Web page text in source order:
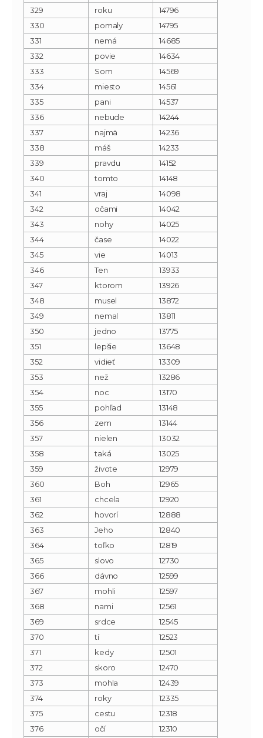
329
roku
14796
330
pomaly
14795
331
nemá
14685
332
povie
14634
333
Som
14569
334
miesto
14561
335
pani
14537
336
nebude
14244
337
najmä
14236
338
máš
14233
339
pravdu
14152
340
tomto
14148
341
vraj
14098
342
očami
14042
343
nohy
14025
344
čase
14022
345
vie
14013
346
Ten
13933
347
ktorom
13926
348
musel
13872
349
nemal
13811
350
jedno
13775
351
lepšie
13648
352
vidieť
13309
353
než
13286
354
noc
13170
355
pohľad
13148
356
zem
13144
357
nielen
13032
358
taká
13025
359
živote
12979
360
Boh
12965
361
chcela
12920
362
hovorí
12888
363
Jeho
12840
364
toľko
12819
365
slovo
12730
366
dávno
12599
367
mohli
12597
368
nami
12561
369
srdce
12545
370
tí
12523
371
kedy
12501
372
skoro
12470
373
mohla
12439
374
roky
12335
375
cestu
12318
376
očí
12310